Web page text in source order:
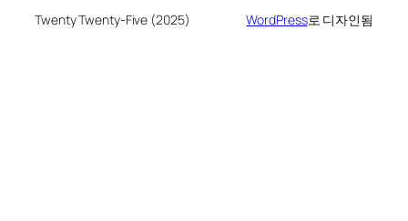
Twenty Twenty-Five (2025) WordPress로 디자인됨